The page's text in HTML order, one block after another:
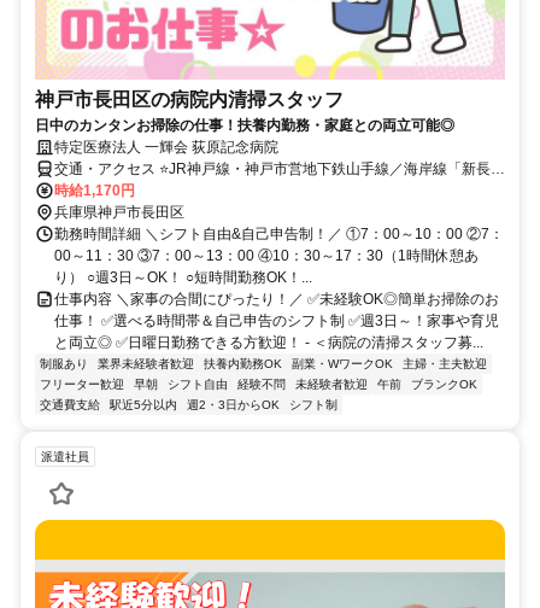
神戸市長田区の病院内清掃スタッフ
日中のカンタンお掃除の仕事！扶養内勤務・家庭との両立可能◎
特定医療法人 一輝会 荻原記念病院
交通・アクセス ⭐JR神戸線・神戸市営地下鉄山手線／海岸線「新長
田」駅から南西に徒歩6分
時給1,170円
兵庫県神戸市長田区
勤務時間詳細 ＼シフト自由&自己申告制！／ ①7：00～10：00 ②7：
00～11：30 ③7：00～13：00 ④10：30～17：30（1時間休憩あ
り） ○週3日～OK！ ○短時間勤務OK！...
仕事内容 ＼家事の合間にぴったり！／ ✅未経験OK◎簡単お掃除のお
仕事！ ✅選べる時間帯＆自己申告のシフト制 ✅週3日～！家事や育児
と両立◎ ✅日曜日勤務できる方歓迎！ - ＜病院の清掃スタッフ募...
制服あり 業界未経験者歓迎 扶養内勤務OK 副業・WワークOK
主婦・主夫歓迎
フリーター歓迎
早朝 シフト自由 経験不問 未経験者歓迎 午前
ブランクOK
交通費支給
駅近5分以内 週2・3日からOK シフト制
派遣社員